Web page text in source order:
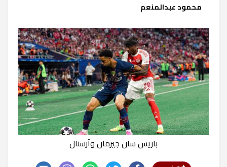
محمود عبدالمنعم
باريس سان جيرمان وآرسنال